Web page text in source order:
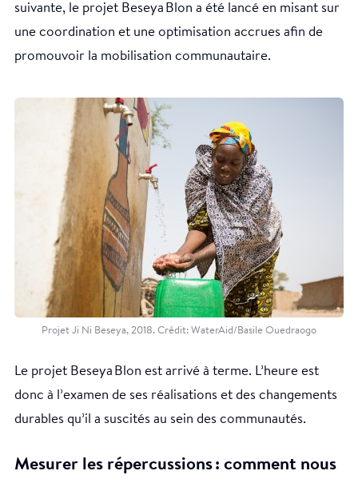
suivante, le projet Beseya Blon a été lancé en misant sur
une coordination et une optimisation accrues afin de
promouvoir la mobilisation communautaire.
Projet Ji Ni Beseya, 2018. Crédit: WaterAid/Basile Ouedraogo
Le projet Beseya Blon est arrivé à terme. L’heure est
donc à l’examen de ses réalisations et des changements
durables qu’il a suscités au sein des communautés.
Mesurer les répercussions : comment nous